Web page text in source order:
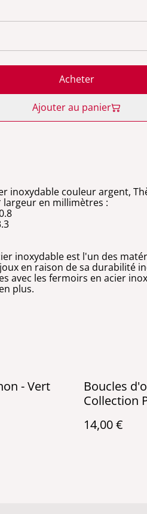
Acheter
Ajouter au panier
inoxydable couleur argent,
en millimètres :
inoxydable est l'un des
en raison de sa durabilité
avec les fermoirs en acier
plus.
- Vert
Boucles
Collection
14,00 €